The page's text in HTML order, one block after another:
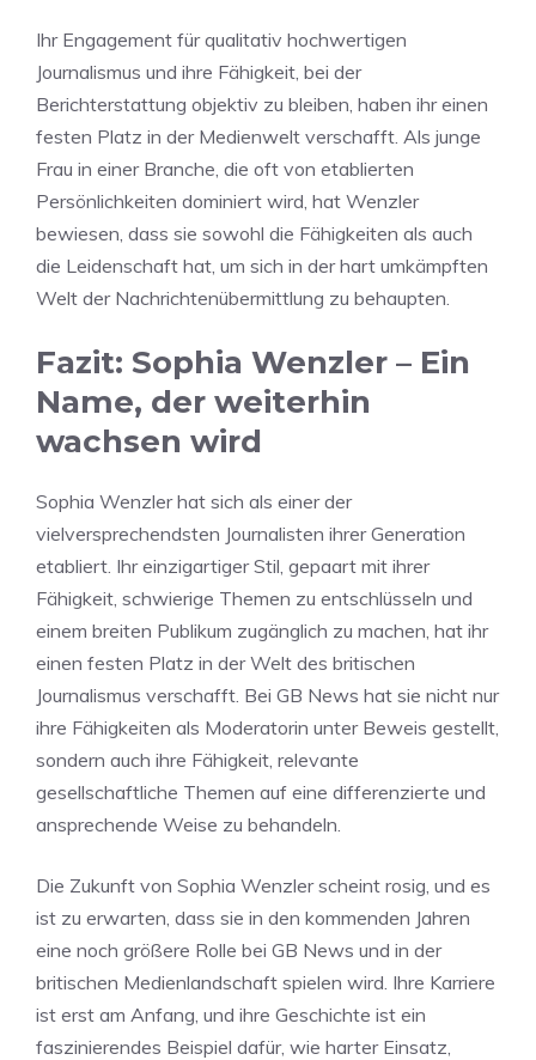
Ihr Engagement für qualitativ hochwertigen
Journalismus und ihre Fähigkeit, bei der
Berichterstattung objektiv zu bleiben, haben ihr einen
festen Platz in der Medienwelt verschafft. Als junge
Frau in einer Branche, die oft von etablierten
Persönlichkeiten dominiert wird, hat Wenzler
bewiesen, dass sie sowohl die Fähigkeiten als auch
die Leidenschaft hat, um sich in der hart umkämpften
Welt der Nachrichtenübermittlung zu behaupten.
Fazit: Sophia Wenzler – Ein
Name, der weiterhin
wachsen wird
Sophia Wenzler hat sich als einer der
vielversprechendsten Journalisten ihrer Generation
etabliert. Ihr einzigartiger Stil, gepaart mit ihrer
Fähigkeit, schwierige Themen zu entschlüsseln und
einem breiten Publikum zugänglich zu machen, hat ihr
einen festen Platz in der Welt des britischen
Journalismus verschafft. Bei GB News hat sie nicht nur
ihre Fähigkeiten als Moderatorin unter Beweis gestellt,
sondern auch ihre Fähigkeit, relevante
gesellschaftliche Themen auf eine differenzierte und
ansprechende Weise zu behandeln.
Die Zukunft von Sophia Wenzler scheint rosig, und es
ist zu erwarten, dass sie in den kommenden Jahren
eine noch größere Rolle bei GB News und in der
britischen Medienlandschaft spielen wird. Ihre Karriere
ist erst am Anfang, und ihre Geschichte ist ein
faszinierendes Beispiel dafür, wie harter Einsatz,